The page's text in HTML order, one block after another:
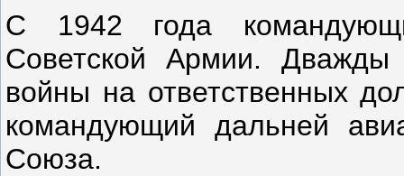
С 1942 года
Советской Армии.
войны на ответственных
командующий дальней
Союза.